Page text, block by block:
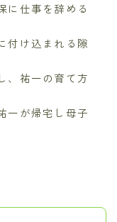
に仕事を辞める
付け込まれる隙
、祐一の育て方
一が帰宅し母子